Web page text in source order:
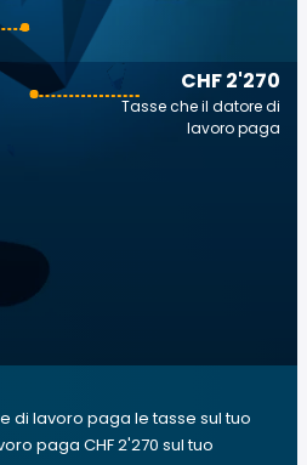
CHF 2'270
Tasse che il datore di
lavoro paga
di lavoro paga le tasse sul tuo
paga CHF 2'270 sul tuo